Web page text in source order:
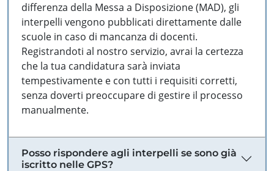
differenza della Messa a Disposizione (MAD), gli
interpelli vengono pubblicati direttamente dalle
scuole in caso di mancanza di docenti.
Registrandoti al nostro servizio, avrai la certezza
che la tua candidatura sarà inviata
tempestivamente e con tutti i requisiti corretti,
senza doverti preoccupare di gestire il processo
manualmente.
Posso rispondere agli interpelli se sono già
iscritto nelle GPS?